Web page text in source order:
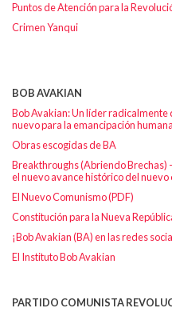
Puntos de Atención para la
Crimen Yanqui
BOB AVAKIAN
Bob Avakian: Un líder
nuevo para la emancipación humana
Obras escogidas de BA
Breakthroughs (Abriendo Brechas)
el nuevo avance histórico del
El Nuevo Comunismo (PDF)
Constitución para la Nueva
¡Bob Avakian (BA) en las redes
El Instituto Bob Avakian
PARTIDO COMUNISTA